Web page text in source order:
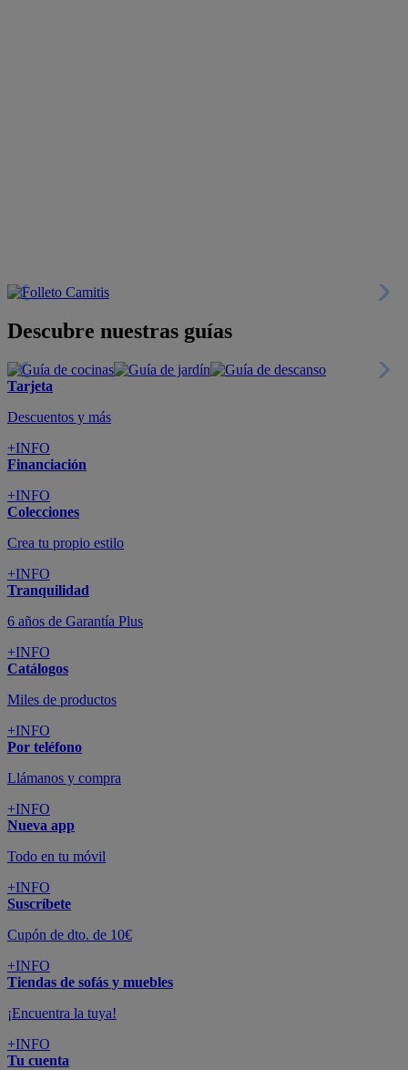
Descubre nuestras guías
Tarjeta
Descuentos y más
+INFO
Financiación
+INFO
Colecciones
Crea tu propio estilo
+INFO
Tranquilidad
6 años de Garantía Plus
+INFO
Catálogos
Miles de productos
+INFO
Por teléfono
Llámanos y compra
+INFO
Nueva app
Todo en tu móvil
+INFO
Suscríbete
Cupón de dto. de 10€
+INFO
Tiendas de sofás y muebles
¡Encuentra la tuya!
+INFO
Tu cuenta